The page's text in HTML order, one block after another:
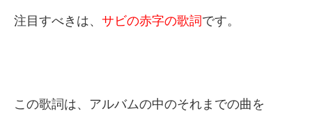
注目すべきは、 サビの赤字の歌詞 です。
この歌詞は、アルバムの中のそれまでの曲を